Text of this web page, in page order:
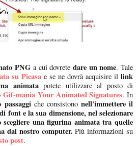
PNG a cui dovrete dare un nome. Tale
su Picasa e se ne dovrà acquisire il link
animatapotete utilizzare al posto di
Gif-mania Your Animated Signatures. In
che consistono nell'immettere il
font e la sua dimensione, nel selezionare
una figurina animata tra quelle
dal nostro computer. Più informazioni su
post.